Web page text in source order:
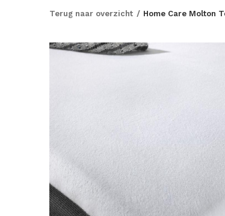
Terug naar overzicht Home Care Molton